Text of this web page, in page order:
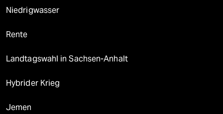
Niedrigwasser
Rente
Landtagswahl in Sachsen-Anhalt
Hybrider Krieg
Jemen